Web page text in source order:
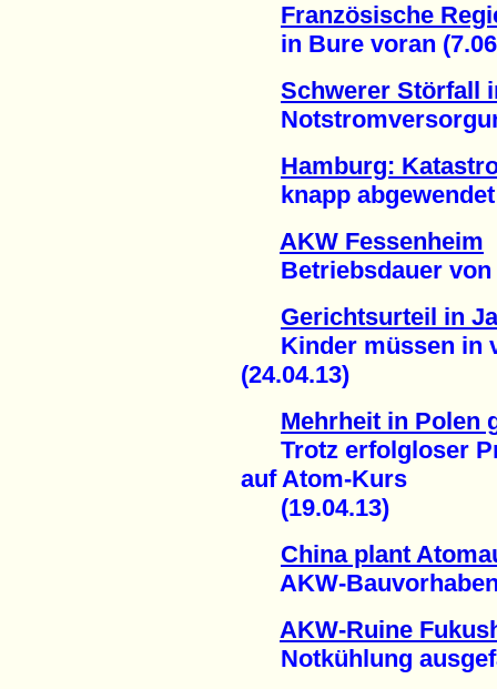
Französische
in Bure voran
Schwerer Störfall
Hamburg:
knapp abgewendet
AKW Fessenheim
Betriebsdauer von
Gerichtsurteil in
Kinder müssen in
(24.04.13)
Mehrheit in Polen
Trotz erfolgloser
auf Atom-Kurs
(19.04.13)
China plant
AKW-Bauvorhaben
AKW-Ruine
Notkühlung